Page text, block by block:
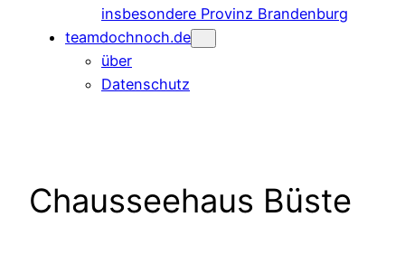
insbesondere Provinz Brandenburg
teamdochnoch.de
über
Datenschutz
Chausseehaus Büste